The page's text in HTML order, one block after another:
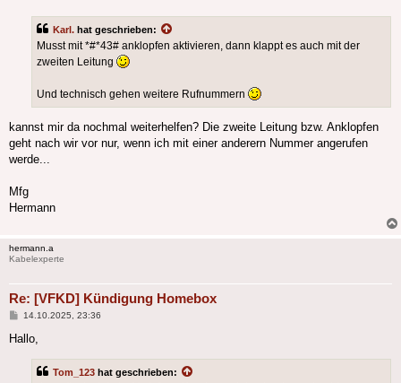
Karl. hat geschrieben:
Musst mit *#*43# anklopfen aktivieren, dann klappt es auch mit der
zweiten Leitung
Und technisch gehen weitere Rufnummern
kannst mir da nochmal weiterhelfen? Die zweite Leitung bzw. Anklopfen
geht nach wir vor nur, wenn ich mit einer anderern Nummer angerufen
werde...
Mfg
Hermann
hermann.a
Kabelexperte
Re: [VFKD] Kündigung Homebox
Beitrag
14.10.2025, 23:36
Hallo,
Tom_123 hat geschrieben: